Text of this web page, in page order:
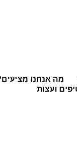
מה אנחנו
ועצות